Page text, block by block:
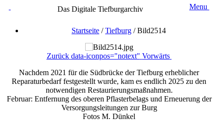
Das Digitale Tiefburgarchiv Menu
Startseite /Tiefburg /Bild2514
Zurück data-iconpos="notext" Vorwärts
Nachdem 2021 für die Südbrücke der Tiefburg erheblicher
Reparaturbedarf festgestellt wurde, kam es endlich 2025 zu den
notwendigen Restaurierungsmaßnahmen.
Februar: Entfernung des oberen Pflasterbelags und Erneuerung der
Versorgungsleitungen zur Burg
Fotos M. Dünkel